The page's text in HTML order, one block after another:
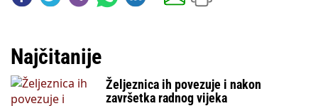
Najčitanije
Željeznica ih povezuje i nakon
završetka radnog vijeka